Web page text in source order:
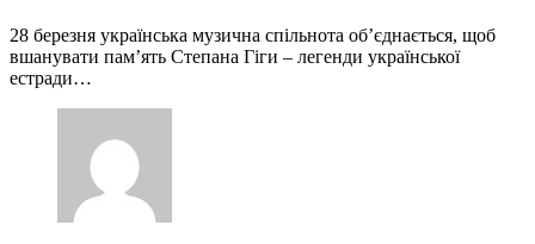
28 березня українська музична спільнота об’єднається, щоб
вшанувати пам’ять Степана Гіги – легенди української
естради…